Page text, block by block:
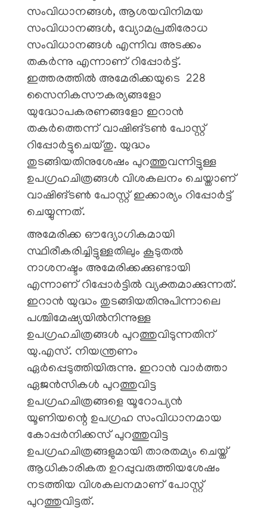
സംവിധാനങ്ങൾ, ആശയവിനിമയ
സംവിധാനങ്ങൾ, വ്യോമപ്രതിരോധ
സംവിധാനങ്ങൾ എന്നിവ അടക്കം
തകർന്നു എന്നാണ് റിപ്പോർട്ട്.
ഇത്തരത്തിൽ അമേരിക്കയുടെ 228
സൈനികസൗകര്യങ്ങളോ
യുദ്ധോപകരണങ്ങളോ ഇറാൻ
തകർത്തെന്ന് വാഷിങ്ടൺ പോസ്റ്റ്
റിപ്പോർട്ടുചെയ്തു. യുദ്ധം
തുടങ്ങിയതിനുശേഷം പുറത്തുവന്നിട്ടുള്ള
ഉപഗ്രഹചിത്രങ്ങൾ വിശകലനം ചെയ്താണ്
വാഷിങ്ടൺ പോസ്റ്റ് ഇക്കാര്യം റിപ്പോർട്ട്
ചെയ്യുന്നത്.
അമേരിക്ക ഔദ്യോഗികമായി
സ്ഥിരീകരിച്ചിട്ടുള്ളതിലും കൂടുതൽ
നാശനഷ്ടം അമേരിക്കക്കുണ്ടായി
എന്നാണ് റിപ്പോർട്ടിൽ വ്യക്തമാക്കുന്നത്.
ഇറാൻ യുദ്ധം തുടങ്ങിയതിനുപിന്നാലെ
പശ്ചിമേഷ്യയിൽനിന്നുള്ള
ഉപഗ്രഹചിത്രങ്ങൾ പുറത്തുവിടുന്നതിന്
യു.എസ്. നിയന്ത്രണം
ഏർപ്പെടുത്തിയിരുന്നു. ഇറാൻ വാർത്താ
ഏജൻസികൾ പുറത്തുവിട്ട
ഉപഗ്രഹചിത്രങ്ങളെ യൂറോപ്യൻ
യൂണിയന്റെ ഉപഗ്രഹ സംവിധാനമായ
കോപ്പർനിക്കസ് പുറത്തുവിട്ട
ഉപഗ്രഹചിത്രങ്ങളുമായി താരതമ്യം ചെയ്ത്
ആധികാരികത ഉറപ്പുവരുത്തിയശേഷം
നടത്തിയ വിശകലനമാണ് പോസ്റ്റ്
പുറത്തുവിട്ടത്.